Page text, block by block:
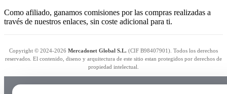
Como afiliado, ganamos comisiones por las compras realizadas a
través de nuestros enlaces, sin coste adicional para ti.
Copyright © 2024-2026 Mercadonet Global S.L. (CIF B98407901). Todos los derechos
reservados. El contenido, diseno y arquitectura de este sitio estan protegidos por derechos de
propiedad intelectual.